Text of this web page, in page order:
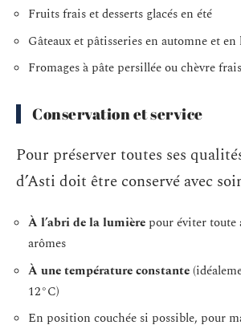
Fruits frais et desserts glacés en été
Gâteaux et pâtisseries en automne et
Fromages à pâte persillée ou chèvre frais
Conservation et service
Pour préserver toutes ses
d’Asti doit être conservé avec
À l’abri de la lumière pour éviter toute
arômes
À une température constante
12°C)
En position couchée si possible, pour